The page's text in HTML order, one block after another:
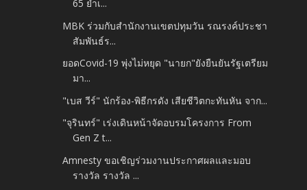
65 ย้ำเ...
MBK ร่วมกับสำนักงานเขตปทุมวัน รณรงค์ประชา
สัมพันธ์ร...
ยอดCovid-19 พุ่งไม่หยุด "นายก"ยังยืนยันรัฐเตรียม
มา...
"เบส วีร์" นักร้อง-พิธีกรดัง เสียชีวิตกะทันหัน จาก...
"จุรินทร์" เร่งเดินหน้าจัดอบรมโครงการ From
Gen Z t...
Amnesty ขอเชิญร่วมงานประกาศผลและมอบ
รางวัล รางวัล ...